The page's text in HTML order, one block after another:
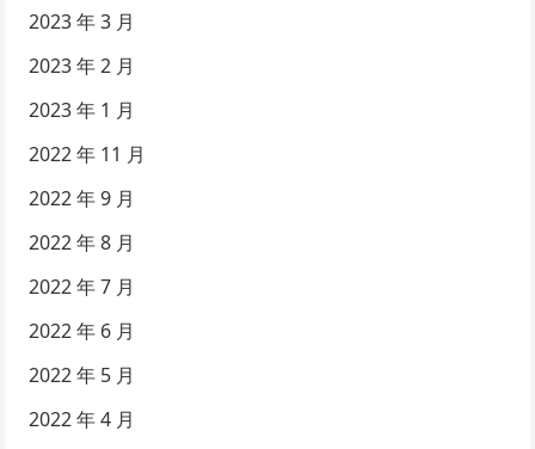
2023 年 3 月
2023 年 2 月
2023 年 1 月
2022 年 11 月
2022 年 9 月
2022 年 8 月
2022 年 7 月
2022 年 6 月
2022 年 5 月
2022 年 4 月